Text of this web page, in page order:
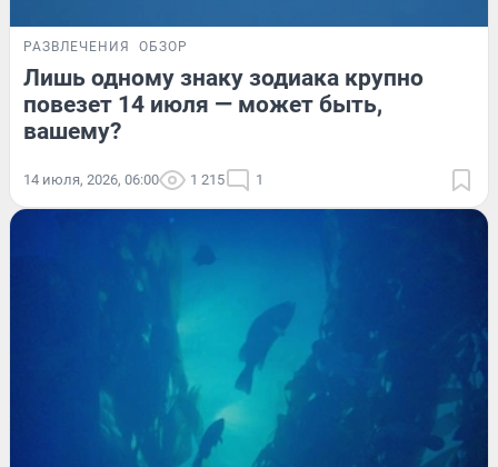
РАЗВЛЕЧЕНИЯ ОБЗОР
Лишь одному знаку зодиака крупно
повезет 14 июля — может быть,
вашему?
14 июля, 2026, 06:00 1 215 1